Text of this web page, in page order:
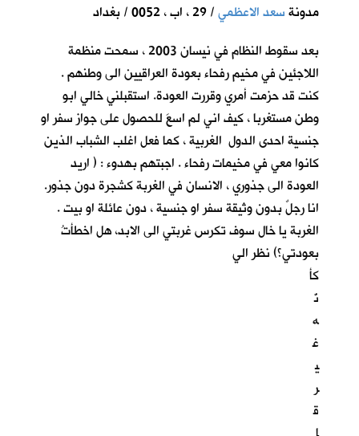
مدونةسعد الاعظمي/ 29 ، اب ، 0052 / بغداد
بعد سقوط النظام في نيسان 2003 ، سمحت منظمة
اللاجئين في مخيم رفحاء بعودة العراقيين الى وطنهم .
كنت قد حزمت أمري وقررت العودة. استقبلني خالي ابو
وطن مستغربا ، كيف اني لم اسعَ للحصول على جواز سفر او
جنسية احدى الدول الغربية ، كما فعل اغلب الشباب الذين
كانوا معي في مخيمات رفحاء . اجبتهم بهدوء : ( اريد
العودة الى جذوري ، الانسان في الغربة كشجرة دون جذور.
انا رجلٌ بدون وثيقة سفر او جنسية ، دون عائلة او بيت .
الغربة يا خال سوف تكرس غربتي الى الابد، هل اخطأتُ
بعودتي؟) نظر الي
كأ
نّ
ه
غ
ي
ر
ق